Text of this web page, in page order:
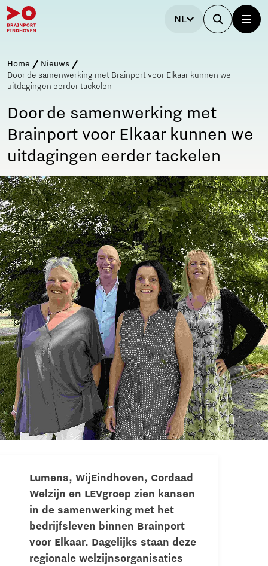
NL
Home
Nieuws
Door de samenwerking met Brainport voor Elkaar kunnen we
uitdagingen eerder tackelen
Door de samenwerking met
Brainport voor Elkaar kunnen we
uitdagingen eerder tackelen
Lumens, WijEindhoven, Cordaad
Welzijn en LEVgroep zien kansen
in de samenwerking met het
bedrijfsleven binnen Brainport
voor Elkaar. Dagelijks staan deze
regionale welzijnsorganisaties